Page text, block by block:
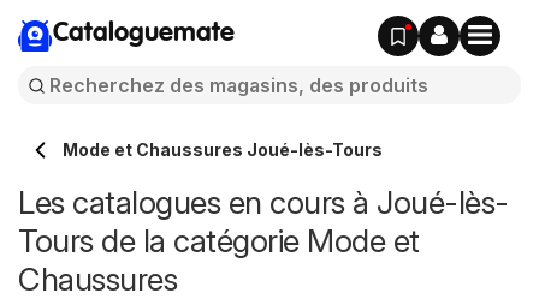
Cataloguemate
Mode et Chaussures Joué-lès-Tours
Les catalogues en cours à Joué-lès-
Tours de la catégorie Mode et
Chaussures